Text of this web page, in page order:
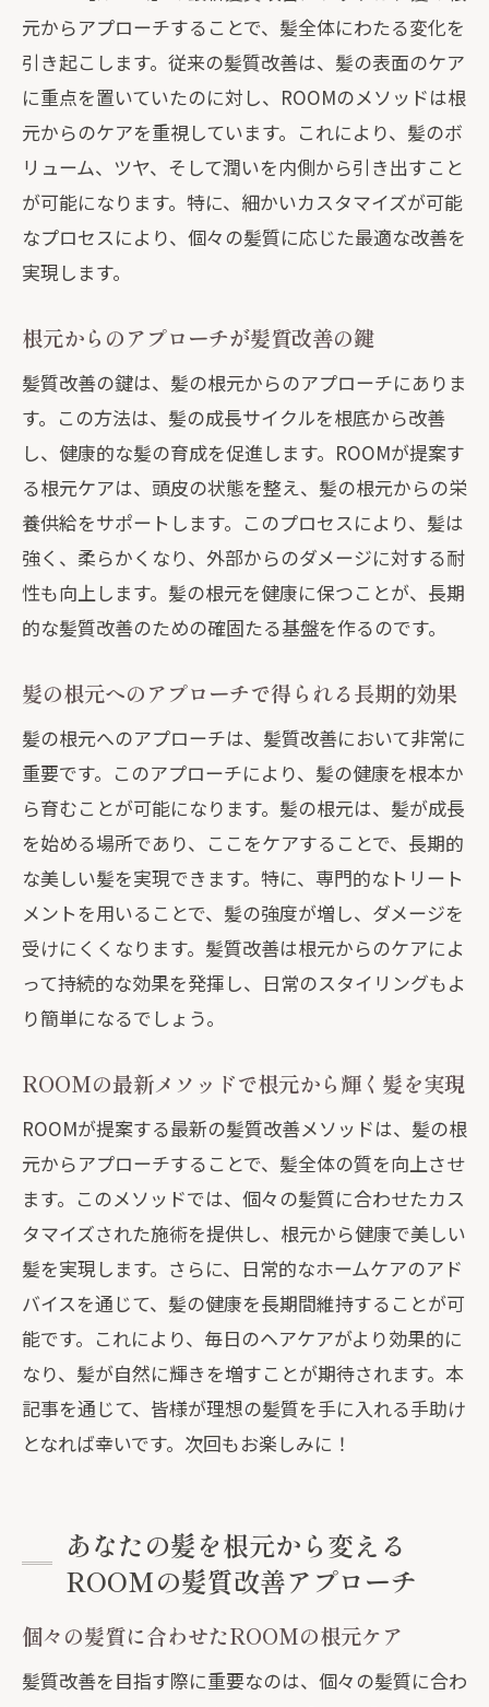
元からアプローチすることで、髪全体にわたる変化を
引き起こします。従来の髪質改善は、髪の表面のケア
に重点を置いていたのに対し、ROOMのメソッドは根
元からのケアを重視しています。これにより、髪のボ
リューム、ツヤ、そして潤いを内側から引き出すこと
が可能になります。特に、細かいカスタマイズが可能
なプロセスにより、個々の髪質に応じた最適な改善を
実現します。
根元からのアプローチが髪質改善の鍵
髪質改善の鍵は、髪の根元からのアプローチにありま
す。この方法は、髪の成長サイクルを根底から改善
し、健康的な髪の育成を促進します。ROOMが提案す
る根元ケアは、頭皮の状態を整え、髪の根元からの栄
養供給をサポートします。このプロセスにより、髪は
強く、柔らかくなり、外部からのダメージに対する耐
性も向上します。髪の根元を健康に保つことが、長期
的な髪質改善のための確固たる基盤を作るのです。
髪の根元へのアプローチで得られる長期的効果
髪の根元へのアプローチは、髪質改善において非常に
重要です。このアプローチにより、髪の健康を根本か
ら育むことが可能になります。髪の根元は、髪が成長
を始める場所であり、ここをケアすることで、長期的
な美しい髪を実現できます。特に、専門的なトリート
メントを用いることで、髪の強度が増し、ダメージを
受けにくくなります。髪質改善は根元からのケアによ
って持続的な効果を発揮し、日常のスタイリングもよ
り簡単になるでしょう。
ROOMの最新メソッドで根元から輝く髪を実現
ROOMが提案する最新の髪質改善メソッドは、髪の根
元からアプローチすることで、髪全体の質を向上させ
ます。このメソッドでは、個々の髪質に合わせたカス
タマイズされた施術を提供し、根元から健康で美しい
髪を実現します。さらに、日常的なホームケアのアド
バイスを通じて、髪の健康を長期間維持することが可
能です。これにより、毎日のヘアケアがより効果的に
なり、髪が自然に輝きを増すことが期待されます。本
記事を通じて、皆様が理想の髪質を手に入れる手助け
となれば幸いです。次回もお楽しみに！
あなたの髪を根元から変える
ROOMの髪質改善アプローチ
個々の髪質に合わせたROOMの根元ケア
髪質改善を目指す際に重要なのは、個々の髪質に合わ